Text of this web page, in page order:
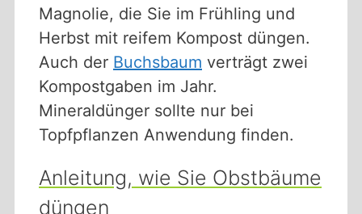
Magnolie, die Sie im Frühling und
Herbst mit reifem Kompost düngen.
Auch der Buchsbaum verträgt zwei
Kompostgaben im Jahr.
Mineraldünger sollte nur bei
Topfpflanzen Anwendung finden.
Anleitung, wie Sie Obstbäume
düngen